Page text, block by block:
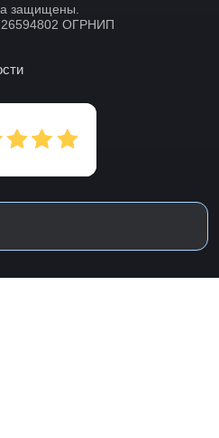
защищены.
ОГРНИП